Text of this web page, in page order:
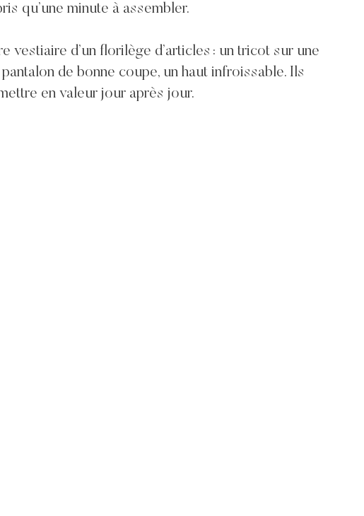
qu’une minute à assembler.
vestiaire d’un florilège d’articles : un tricot sur une
de bonne coupe, un haut infroissable. Ils
en valeur jour après jour.